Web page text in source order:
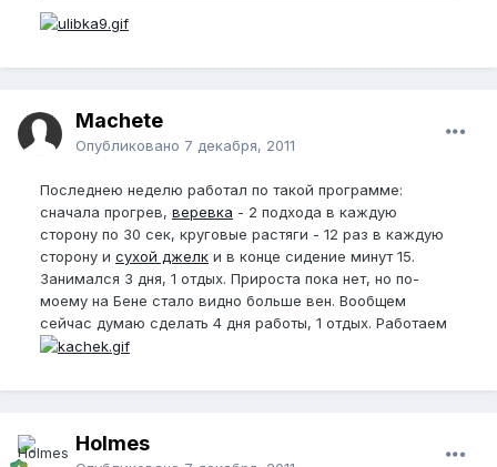
Machete
Опубликовано 7 декабря, 2011
Последнею неделю работал по такой программе:
сначала прогрев, веревка - 2 подхода в каждую
сторону по 30 сек, круговые растяги - 12 раз в каждую
сторону и сухой джелк и в конце сидение минут 15.
Занимался 3 дня, 1 отдых. Прироста пока нет, но по-
моему на Бене стало видно больше вен. Вообщем
сейчас думаю сделать 4 дня работы, 1 отдых. Работаем
Holmes